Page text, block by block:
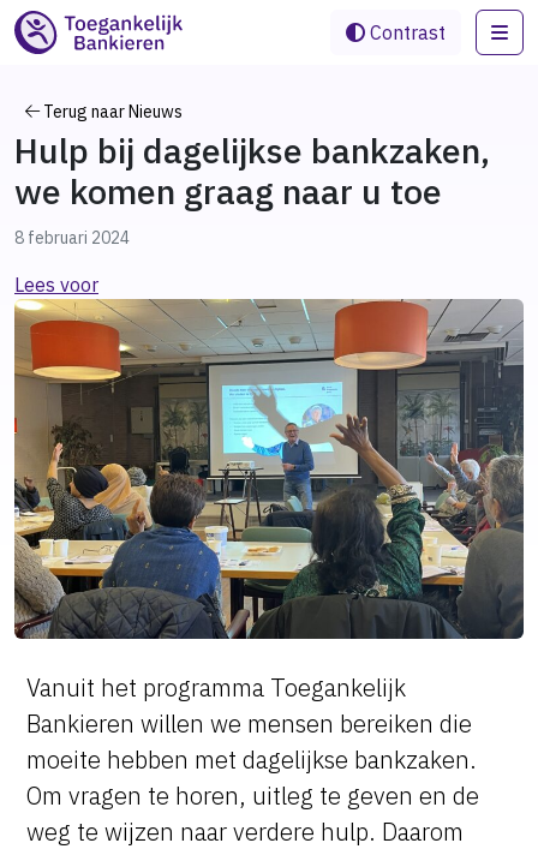
Contrast
Terug naar Nieuws
Hulp bij dagelijkse bankzaken,
we komen graag naar u toe
8 februari 2024
Lees voor
Vanuit het programma Toegankelijk
Bankieren willen we mensen bereiken die
moeite hebben met dagelijkse bankzaken.
Om vragen te horen, uitleg te geven en de
weg te wijzen naar verdere hulp. Daarom